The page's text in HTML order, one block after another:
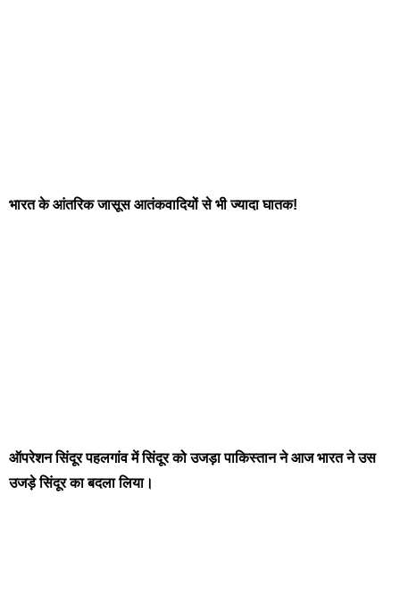
भारत के आंतरिक जासूस आतंकवादियों से भी ज्यादा घातक!
ऑपरेशन सिंदूर पहलगांव में सिंदूर को उजड़ा पाकिस्तान ने आज भारत ने उस
उजड़े सिंदूर का बदला लिया।